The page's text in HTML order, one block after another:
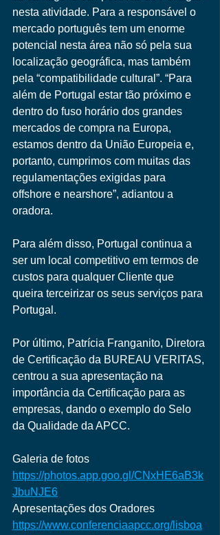
nesta atividade. Para a responsável o
mercado português tem um enorme
potencial nesta área não só pela sua
localização geográfica, mas também
pela “compatibilidade cultural”. “Para
além de Portugal estar tão próximo e
dentro do fuso horário dos grandes
mercados de compra na Europa,
estamos dentro da União Europeia e,
portanto, cumprimos com muitas das
regulamentações exigidas para
offshore e nearshore”, adiantou a
oradora.
Para além disso, Portugal continua a
ser um local competitivo em termos de
custos para qualquer Cliente que
queira terceirizar os seus serviços para
Portugal.
Por último, Patrícia Franganito, Diretora
de Certificação da BUREAU VERITAS,
centrou a sua apresentação na
importância da Certificação para as
empresas, dando o exemplo do Selo
da Qualidade da APCC.
Galeria de fotos
https://photos.app.goo.gl/CNxHE6aB3k
JbuNJE6
Apresentações dos Oradores
https://www.conferenciaapcc.org/lisboa